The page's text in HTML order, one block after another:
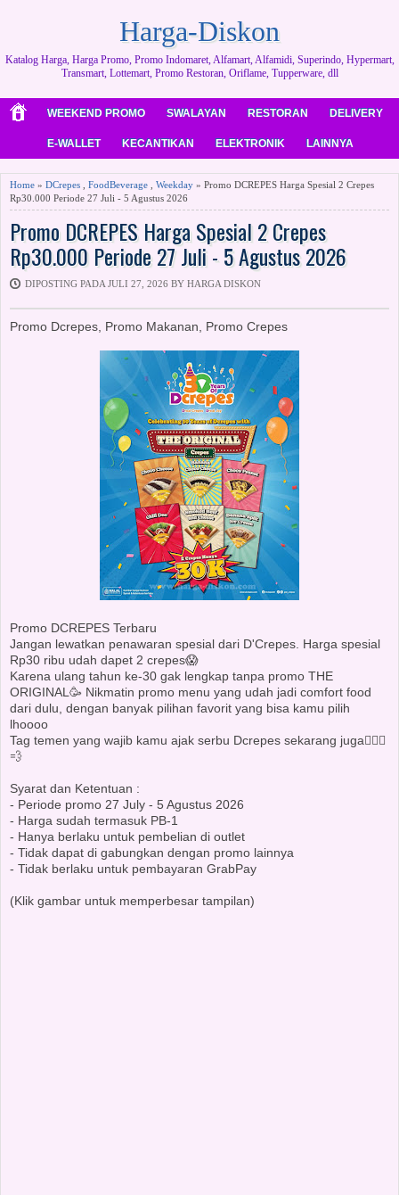
Harga-Diskon
Katalog Harga, Harga Promo, Promo Indomaret, Alfamart, Alfamidi, Superindo, Hypermart,
Transmart, Lottemart, Promo Restoran, Oriflame, Tupperware, dll
WEEKEND PROMO SWALAYAN RESTORAN DELIVERY
E-WALLET KECANTIKAN ELEKTRONIK LAINNYA
Home » DCrepes FoodBeverage Weekday » Promo DCREPES Harga Spesial 2 Crepes
Rp30.000 Periode 27 Juli - 5 Agustus 2026
Promo DCREPES Harga Spesial 2 Crepes
Rp30.000 Periode 27 Juli - 5 Agustus 2026
DIPOSTING PADA JULI 27, 2026 BY HARGA DISKON
Promo Dcrepes, Promo Makanan, Promo Crepes
Promo DCREPES Terbaru
Jangan lewatkan penawaran spesial dari D'Crepes. Harga spesial
Rp30 ribu udah dapet 2 crepes😱
Karena ulang tahun ke-30 gak lengkap tanpa promo THE
ORIGINAL🥳 Nikmatin promo menu yang udah jadi comfort food
dari dulu, dengan banyak pilihan favorit yang bisa kamu pilih
lhoooo
Tag temen yang wajib kamu ajak serbu Dcrepes sekarang juga🏃🏻‍♀️
💨
Syarat dan Ketentuan :
- Periode promo 27 July - 5 Agustus 2026
- ⁠Harga sudah termasuk PB-1
- ⁠Hanya berlaku untuk pembelian di outlet
- ⁠Tidak dapat di gabungkan dengan promo lainnya
- ⁠Tidak berlaku untuk pembayaran GrabPay
(Klik gambar untuk memperbesar tampilan)